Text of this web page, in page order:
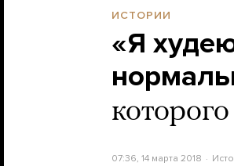
ИСТОРИИ
«Я
07:36, 14 марта 2018